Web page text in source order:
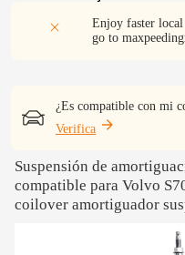
Enjoy faster
go to
¿Es compatible con mi
Verifica
DESCRIPCIÓN
Suspensión de
compatible para Volvo
coilover amortiguador